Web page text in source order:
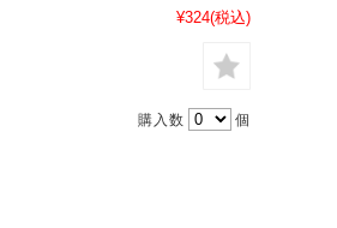
¥324(税込)
購入数 個